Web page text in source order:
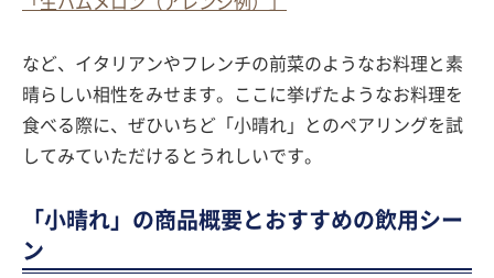
など、イタリアンやフレンチの前菜のようなお料理と素
晴らしい相性をみせます。ここに挙げたようなお料理を
食べる際に、ぜひいちど「小晴れ」とのペアリングを試
してみていただけるとうれしいです。
「小晴れ」の商品概要とおすすめの飲用シー
ン